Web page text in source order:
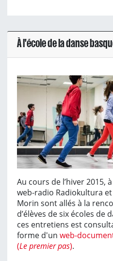
À l'école de la danse
Au cours de l’hiver 2015,
web-radio Radiokultura
Morin sont allés à la
d’élèves de six écoles de
ces entretiens est
forme d'un web-
(Le premier pas).